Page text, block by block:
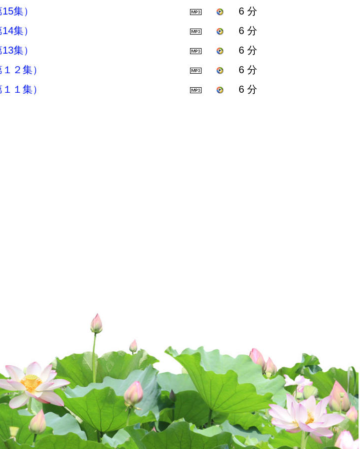
集）
6 分
集）
6 分
集）
6 分
２集）
6 分
１集）
6 分